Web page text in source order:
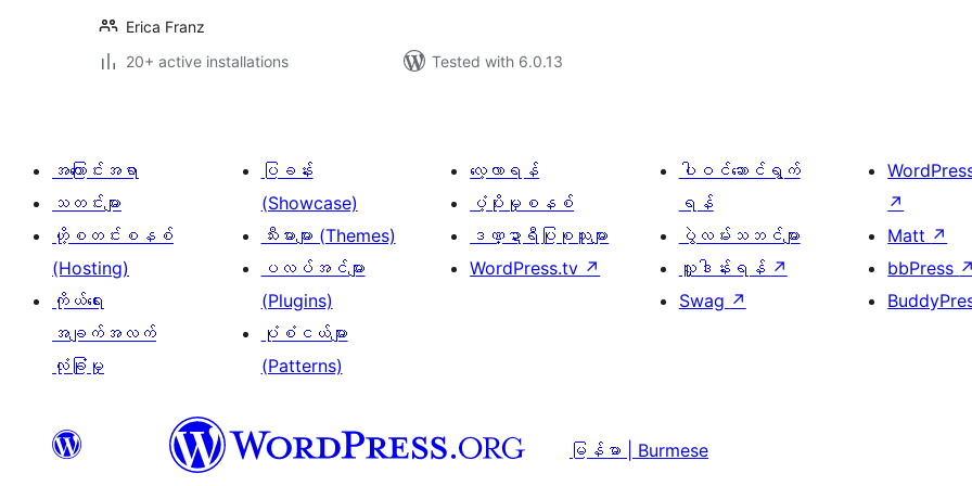
Erica Franz
20+ active installations
Tested with 6.0.13
အကြောင်းအရာ
သတင်းများ
ဟို့စတင်းစနစ်
(Hosting)
ကိုယ်ရေး
အချက်အလက်
လုံခြုံမှု
ပြခန်း
(Showcase)
သီးမားများ (Themes)
ပလပ်အင်များ
(Plugins)
ပုံစံငယ်များ
(Patterns)
လေ့လာရန်
ပံ့ပိုးမှုစနစ်
ဒဏ္ဍာရီပြုစုသူများ
WordPress.tv ↗
ပါဝင်ဆောင်ရွက်
ရန်
ပွဲလမ်းသဘင်များ
လှူဒါန်းရန် ↗
Swag ↗
↗
Matt ↗
bbPress ↗
မြန်မာ | Burmese